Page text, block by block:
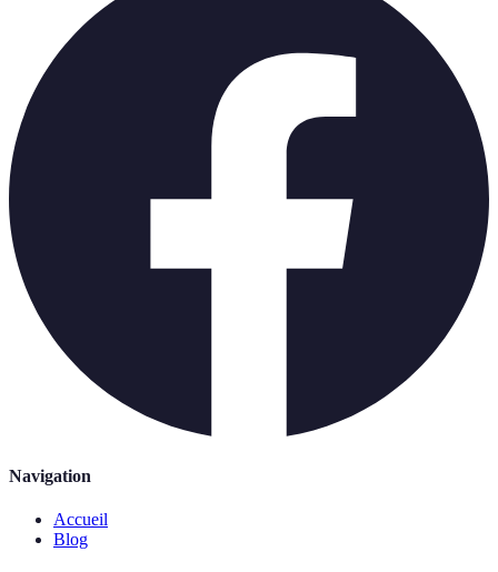
Navigation
Accueil
Blog